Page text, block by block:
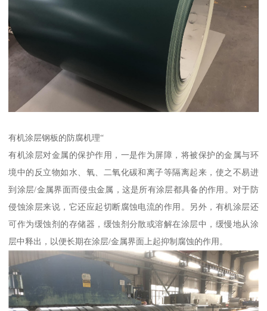
有机涂层钢板的防腐机理“
有机涂层对金属的保护作用，一是作为屏障，将被保护的金属与环
境中的反立物如水、氧、二氧化碳和离子等隔离起来，使之不易进
到涂层/金属界面而侵虫金属，这是所有涂层都具备的作用。对于防
侵蚀涂层来说，它还应起切断腐蚀电流的作用。另外，有机涂层还
可作为缓蚀剂的存储器，缓蚀剂分散或溶解在涂层中，缓慢地从涂
层中释出，以便长期在涂层/金属界面上起抑制腐蚀的作用。